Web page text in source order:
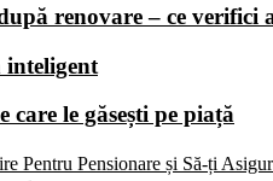
renovare – ce verifici
inteligent
care le găsești pe piață
Pentru Pensionare și Să-ți